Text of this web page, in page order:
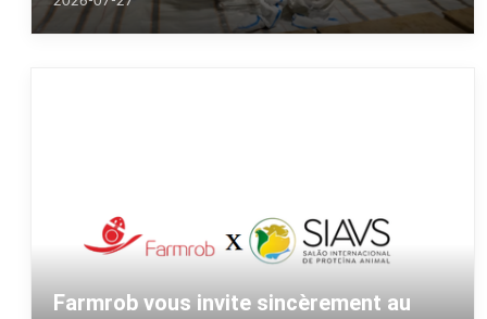
coopération agricole Chine-Ouganda
Farmrob vous invite sincèrement au